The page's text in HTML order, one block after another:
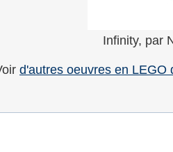
Infinity, par
d'autres oeuvres en LEGO